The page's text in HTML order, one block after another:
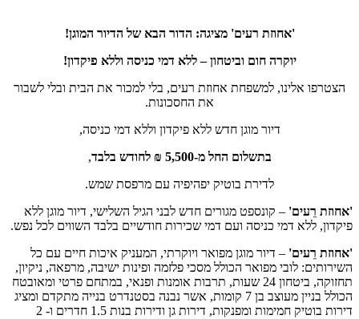
'אחוזת רעים' מציגה: הדור הבא של הדיור המוגן!
יוקרה חום וביטחון – ללא דמי כניסה וללא פיקדון!
הצטרפו אלינו, למשפחת אחוזת רעים, בלי למכור את הבית ובלי לשבור
את החסכונות.
דיור מוגן חדש ללא פיקדון וללא דמי כניסה,
בתשלום החל מ-5,500 ₪ לחודש בלבד
,
לדירת בוטיק יפהיפיה עם מרפסת שמש.
'אחוזת רֵעים' – קונספט מגורים חדש לבני הגיל השלישי, דיור מוגן ללא
פיקדון, ללא דמי כניסה ועם דמי שכירות חודשיים בלבד השווים לכל נפש.
'אחוזת רֵעים' – דיור מוגן מפואר ויוקרתי, המעניק איכות חיים עם כל
השירותים: לובי מפואר הכולל מסכי פלזמה ופינות ישיבה, מרפאה, ניקיון,
תחזוקה, ביטחון 24 שעות, תרבות אומנות ופנאי, במתחם פרטי ומאובטח
הכולל בניין מעוצב בן 7 קומות, אשר נבנה בסטנדרט בנייה מתקדם ומציג
דירות בוטיק חמימות ומפנקות, דירות גן ודירות בנות 1.5 חדרים ו- 2